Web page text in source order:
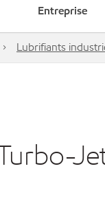
Entreprise
Lubrifiants